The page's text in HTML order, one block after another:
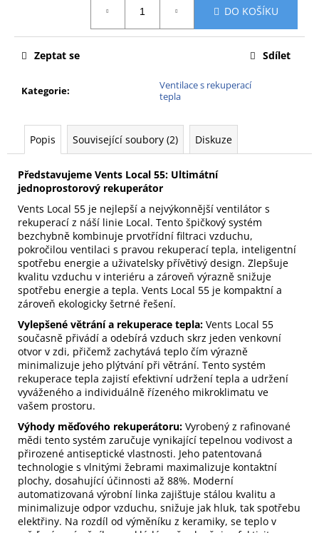
DO KOŠÍKU
Kategorie:
Ventilace s rekuperací
tepla
Zeptat se Sdílet
Popis Související soubory (2) Diskuze
Představujeme Vents Local 55: Ultimátní
jednoprostorový rekuperátor
Vents Local 55 je nejlepší a nejvýkonnější ventilátor s
rekuperací z náší linie Local. Tento špičkový systém
bezchybně kombinuje prvotřídní filtraci vzduchu,
pokročilou ventilaci s pravou rekuperací tepla, inteligentní
spotřebu energie a uživatelsky přívětivý design. Zlepšuje
kvalitu vzduchu v interiéru a zároveň výrazně snižuje
spotřebu energie a tepla. Vents Local 55 je kompaktní a
zároveň ekologicky šetrné řešení.
Vylepšené větrání a rekuperace tepla: Vents Local 55
současně přivádí a odebírá vzduch skrz jeden venkovní
otvor v zdi, přičemž zachytává teplo čím výrazně
minimalizuje jeho plýtvání při větrání. Tento systém
rekuperace tepla zajistí efektivní udržení tepla a udržení
vyváženého a individuálně řízeného mikroklimatu ve
vašem prostoru.
Výhody měďového rekuperátoru: Vyrobený z rafinované
mědi tento systém zaručuje vynikající tepelnou vodivost a
přirozené antiseptické vlastnosti. Jeho patentovaná
technologie s vlnitými žebrami maximalizuje kontaktní
plochy, dosahující účinnosti až 88%. Moderní
automatizovaná výrobní linka zajišťuje stálou kvalitu a
minimalizuje odpor vzduchu, snižuje jak hluk, tak spotřebu
elektřiny. Na rozdíl od výměníku z keramiky, se teplo v